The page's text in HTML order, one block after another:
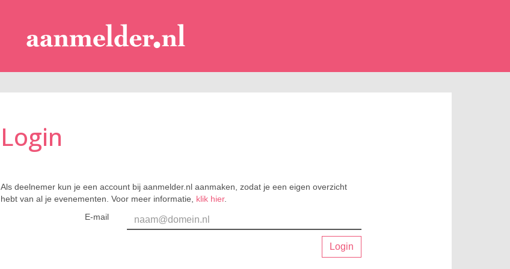
Login
Als deelnemer kun je een account bij aanmelder.nl aanmaken, zodat je een eigen overzicht
hebt van al je evenementen. Voor meer informatie, klik hier.
E-mail
Login